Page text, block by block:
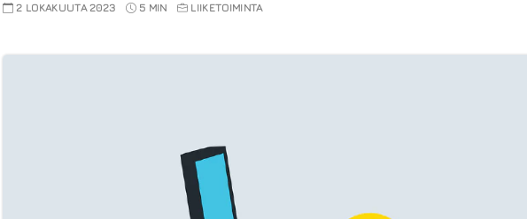
2 LOKAKUUTA 2023 5 MIN LIIKETOIMINTA